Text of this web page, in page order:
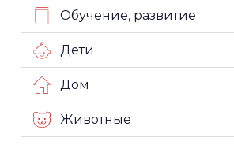
Обучение, развитие
Дети
Дом
Животные